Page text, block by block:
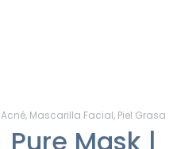
Acné, Mascarilla Facial, Piel Grasa
Pure Mask |